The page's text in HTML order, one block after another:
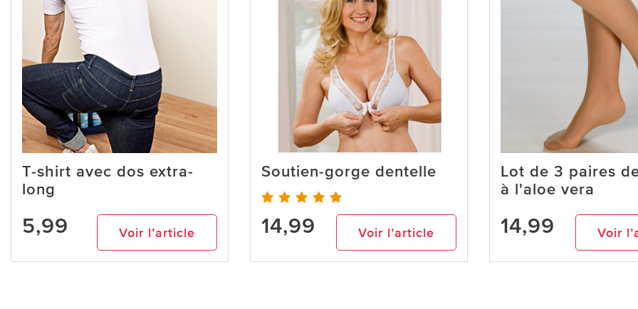
T-shirt avec dos extra-
long
5,99 Voir l’article
Soutien-gorge dentelle
14,99 Voir l’article
Lot de 3 paires
à l'aloe vera
14,99 Voir